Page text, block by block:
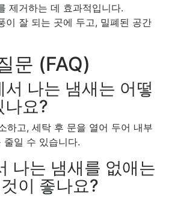
제거하는 데 효과적입니다.
이 잘 되는 곳에 두고, 밀폐된 공간
문 (FAQ)
서 나는 냄새는 어떻
나요?
하고, 세탁 후 문을 열어 두어 내부
줄일 수 있습니다.
나는 냄새를 없애는
이 좋나요?